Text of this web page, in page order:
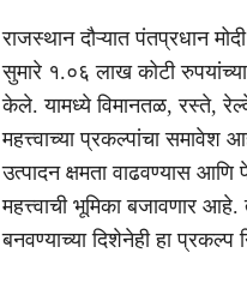
राजस्थान दौऱ्यात पंतप्रधान
सुमारे १.०६ लाख कोटी
केले. यामध्ये विमानतळ, रस्ते,
महत्त्वाच्या प्रकल्पांचा समावेश
उत्पादन क्षमता वाढवण्यास
महत्त्वाची भूमिका बजावणार
बनवण्याच्या दिशेनेही हा